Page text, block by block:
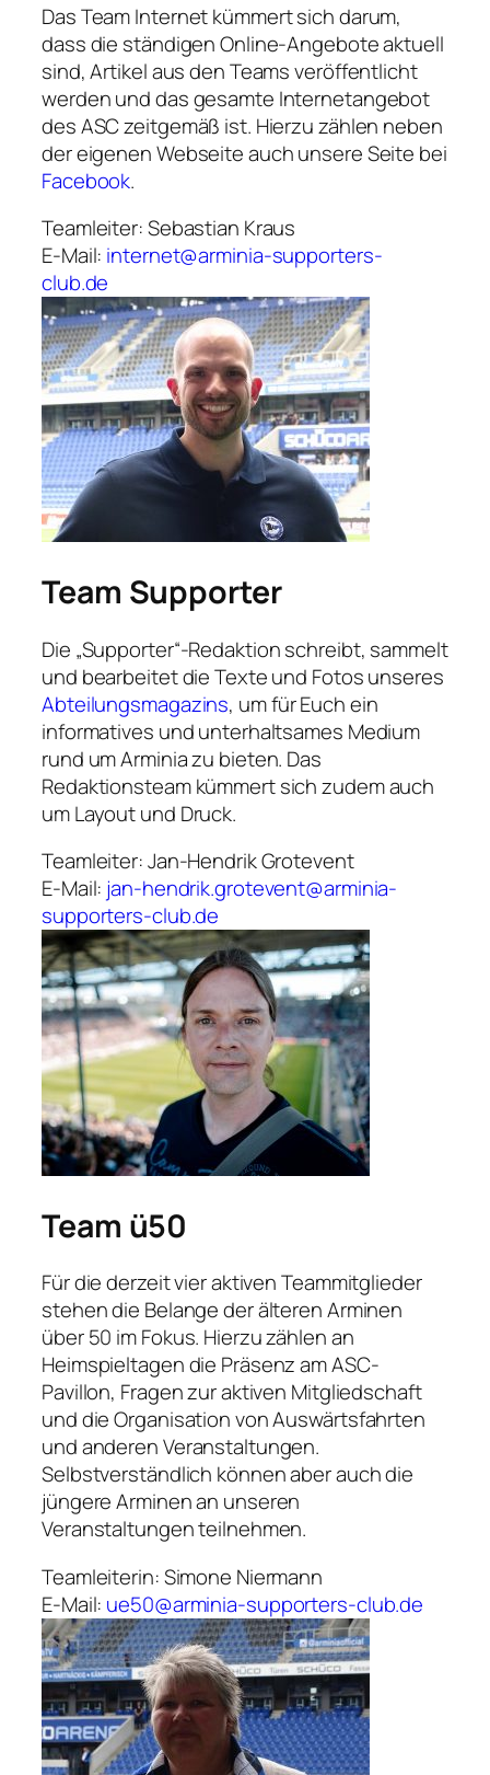
Das Team Internet kümmert sich darum,
dass die ständigen Online-Angebote aktuell
sind, Artikel aus den Teams veröffentlicht
werden und das gesamte Internetangebot
des ASC zeitgemäß ist. Hierzu zählen neben
der eigenen Webseite auch unsere Seite bei
Facebook.
Teamleiter: Sebastian Kraus
E-Mail: internet@arminia-supporters-
club.de
Team Supporter
Die „Supporter“-Redaktion schreibt, sammelt
und bearbeitet die Texte und Fotos unseres
Abteilungsmagazins, um für Euch ein
informatives und unterhaltsames Medium
rund um Arminia zu bieten. Das
Redaktionsteam kümmert sich zudem auch
um Layout und Druck.
Teamleiter: Jan-Hendrik Grotevent
E-Mail: jan-hendrik.grotevent@arminia-
supporters-club.de
Team ü50
Für die derzeit vier aktiven Teammitglieder
stehen die Belange der älteren Arminen
über 50 im Fokus. Hierzu zählen an
Heimspieltagen die Präsenz am ASC-
Pavillon, Fragen zur aktiven Mitgliedschaft
und die Organisation von Auswärtsfahrten
und anderen Veranstaltungen.
Selbstverständlich können aber auch die
jüngere Arminen an unseren
Veranstaltungen teilnehmen.
Teamleiterin: Simone Niermann
E-Mail: ue50@arminia-supporters-club.de